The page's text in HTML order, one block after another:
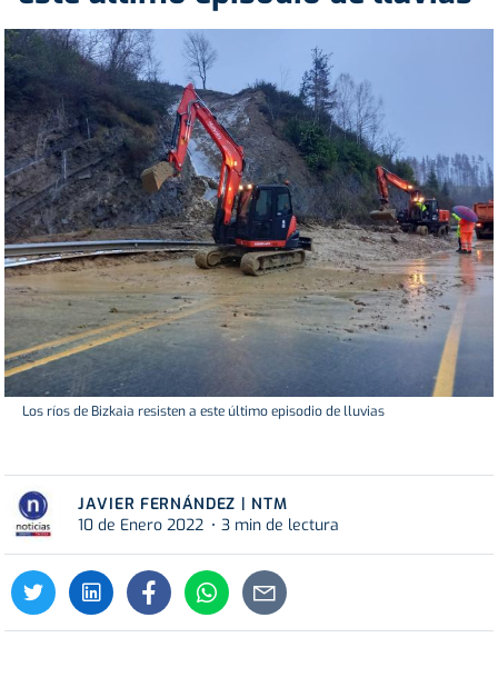
Los ríos de Bizkaia resisten a este último episodio de lluvias
JAVIER FERNÁNDEZ | NTM
10 de Enero 2022
3 min de lectura